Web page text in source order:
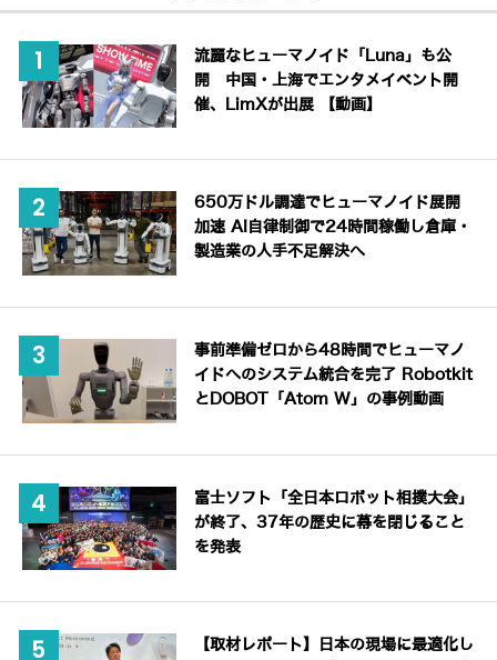
流麗なヒューマノイド「Luna」も公
開 中国・上海でエンタメイベント開
催、LimXが出展 【動画】
650万ドル調達でヒューマノイド展開
加速 AI自律制御で24時間稼働し倉庫・
製造業の人手不足解決へ
事前準備ゼロから48時間でヒューマノ
イドへのシステム統合を完了 Robotkit
とDOBOT「Atom W」の事例動画
富士ソフト「全日本ロボット相撲大会」
が終了、37年の歴史に幕を閉じること
を発表
【取材レポート】日本の現場に最適化し